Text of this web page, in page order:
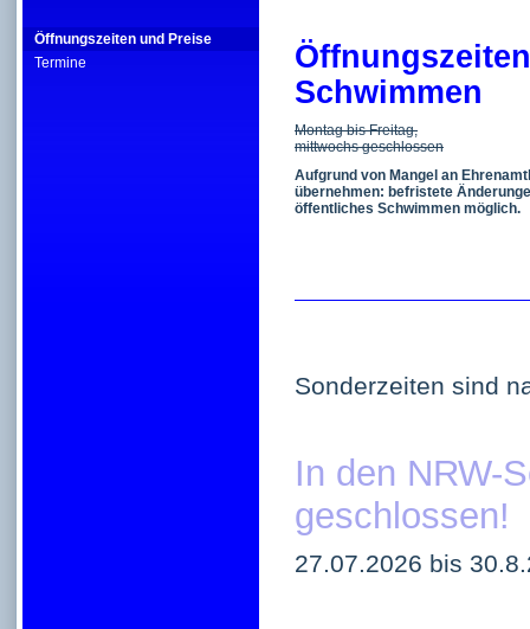
Öffnungszeiten und Preise
Termine
Schwimmen
Montag bis Freitag,
mittwochs geschlossen
Aufgrund von Mangel an
übernehmen: befristete
öffentliches Schwimmen möglich.
Sonderzeiten sind
In den NRW-
geschlossen!
27.07.2026 bis